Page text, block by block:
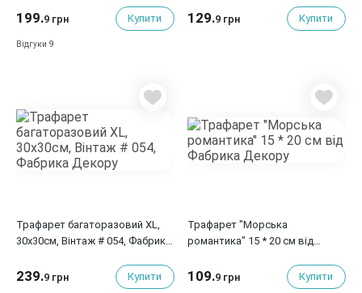
199.9 грн Купити
Відгуки 9
129.9 грн Купити
Трафарет багаторазовий XL,
30х30см, Вінтаж # 054, Фабрика
239.9 грн Купити
Трафарет "Морська
романтика" 15 * 20 см від
109.9 грн Купити